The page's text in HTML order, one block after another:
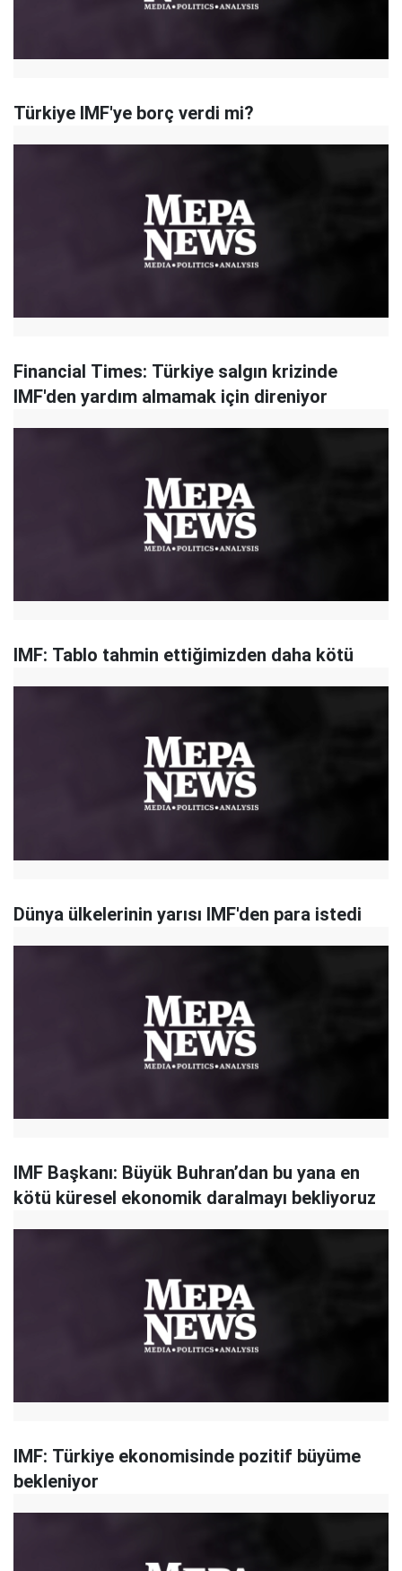
Türkiye IMF'ye borç verdi mi?
Financial Times: Türkiye salgın krizinde
IMF'den yardım almamak için direniyor
IMF: Tablo tahmin ettiğimizden daha kötü
Dünya ülkelerinin yarısı IMF'den para istedi
IMF Başkanı: Büyük Buhran’dan bu yana en
kötü küresel ekonomik daralmayı bekliyoruz
IMF: Türkiye ekonomisinde pozitif büyüme
bekleniyor